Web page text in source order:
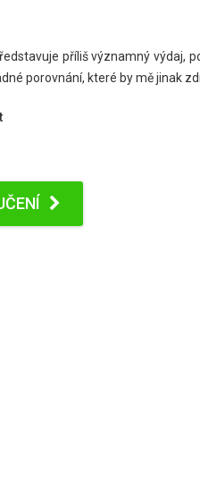
příliš významný výdaj,
porovnání, které by mě jinak